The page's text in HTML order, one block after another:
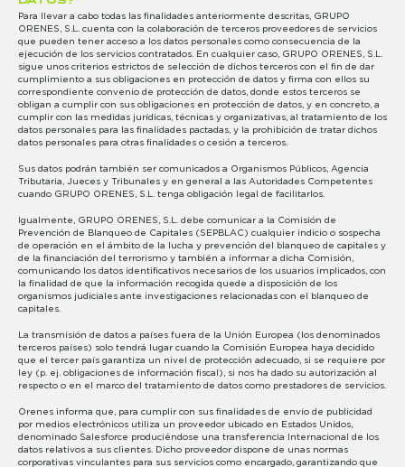
Para llevar a cabo todas las finalidades anteriormente descritas, GRUPO
ORENES, S.L. cuenta con la colaboración de terceros proveedores de servicios
que pueden tener acceso a los datos personales como consecuencia de la
ejecución de los servicios contratados. En cualquier caso, GRUPO ORENES, S.L.
sigue unos criterios estrictos de selección de dichos terceros con el fin de dar
cumplimiento a sus obligaciones en protección de datos y firma con ellos su
correspondiente convenio de protección de datos, donde estos terceros se
obligan a cumplir con sus obligaciones en protección de datos, y en concreto, a
cumplir con las medidas jurídicas, técnicas y organizativas, al tratamiento de los
datos personales para las finalidades pactadas, y la prohibición de tratar dichos
datos personales para otras finalidades o cesión a terceros.
Sus datos podrán también ser comunicados a Organismos Públicos, Agencia
Tributaria, Jueces y Tribunales y en general a las Autoridades Competentes
cuando GRUPO ORENES, S.L. tenga obligación legal de facilitarlos.
Igualmente, GRUPO ORENES, S.L. debe comunicar a la Comisión de
Prevención de Blanqueo de Capitales (SEPBLAC) cualquier indicio o sospecha
de operación en el ámbito de la lucha y prevención del blanqueo de capitales y
de la financiación del terrorismo y también a informar a dicha Comisión,
comunicando los datos identificativos necesarios de los usuarios implicados, con
la finalidad de que la información recogida quede a disposición de los
organismos judiciales ante investigaciones relacionadas con el blanqueo de
capitales.
La transmisión de datos a países fuera de la Unión Europea (los denominados
terceros países) solo tendrá lugar cuando la Comisión Europea haya decidido
que el tercer país garantiza un nivel de protección adecuado, si se requiere por
ley (p. ej. obligaciones de información fiscal), si nos ha dado su autorización al
respecto o en el marco del tratamiento de datos como prestadores de servicios.
Orenes informa que, para cumplir con sus finalidades de envío de publicidad
por medios electrónicos utiliza un proveedor ubicado en Estados Unidos,
denominado Salesforce produciéndose una transferencia Internacional de los
datos relativos a sus clientes. Dicho proveedor dispone de unas normas
corporativas vinculantes para sus servicios como encargado, garantizando que